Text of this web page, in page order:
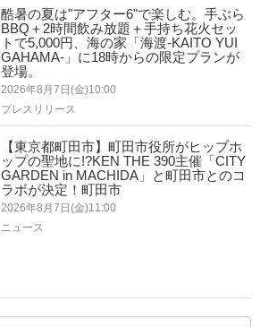
酷暑の夏は"アフター6"で楽しむ。手ぶら
BBQ＋2時間飲み放題＋手持ち花火セッ
トで5,000円、海の家「海渡-KAITO YUI
GAHAMA-」に18時からの限定プランが
登場。
2026年8月7日(金)10:00
プレスリリース
【東京都町田市】町田市役所がヒップホ
ップの聖地に!?KEN THE 390主催「CITY
GARDEN in MACHIDA」と町田市とのコ
ラボが決定！町田市
2026年8月7日(金)11:00
ニュース